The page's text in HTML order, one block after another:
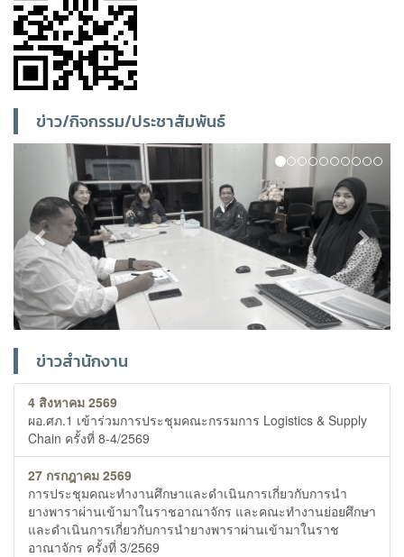
ข่าว/กิจกรรม/ประชาสัมพันธ์
Previous Next
ข่าวสำนักงาน
4 สิงหาคม 2569
ผอ.ศภ.1 เข้าร่วมการประชุมคณะกรรมการ Logistics & Supply
Chain ครั้งที่ 8-4/2569
27 กรกฎาคม 2569
การประชุมคณะทำงานศึกษาและดำเนินการเกี่ยวกับการนำ
ยางพาราผ่านเข้ามาในราชอาณาจักร และคณะทำงานย่อยศึกษา
และดำเนินการเกี่ยวกับการนำยางพาราผ่านเข้ามาในราช
อาณาจักร ครั้งที่ 3/2569